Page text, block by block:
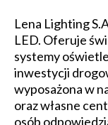
Lena Lighting
LED. Oferuje
systemy
inwestycji
wyposażona w
oraz własne
osób